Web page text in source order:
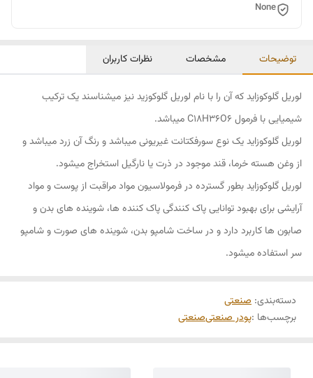
None
توضیحات مشخصات نظرات کاربران
لوریل گلوکوزاید که آن را با نام لوریل گلوکوزید نیز میشناسند یک ترکیب
شیمیایی با فرمول C18H36O6 میباشد.
لوریل گلوکوزاید یک نوع سورفکتانت غیریونی میباشد و رنگ آن زرد میباشد و
از وغن هسته خرما، قند موجود در ذرت یا نارگیل استخراج میشود.
لوریل گلوکوزاید بطور گسترده در فرمولاسیون مواد مراقبت از پوست و مواد
آرایشی برای بهبود توانایی پاک کنندگی پاک کننده ها، شوینده های بدن و
صابون ها کاربرد دارد و در ساخت شامپو بدن، شوینده های صورت و شامپو
سر استفاده میشود.
دسته‌بندی: صنعتی
برچسب‌ها :پودر صنعتیصنعتی